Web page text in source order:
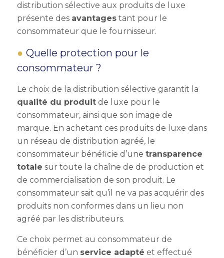
distribution sélective aux produits de luxe
présente des avantagestant pour le
consommateur que le fournisseur.
Quelle protection pour le
consommateur ?
Le choix de la distribution sélective garantit la
qualité du produitde luxe pour le
consommateur, ainsi que son image de
marque. En achetant ces produits de luxe dans
un réseau de distribution agréé, le
consommateur bénéficie d’une transparence
totale sur toute la chaîne de de production et
de commercialisation de son produit. Le
consommateur sait qu’il ne va pas acquérir des
produits non conformes dans un lieu non
agréé par les distributeurs.
Ce choix permet au consommateur de
bénéficier d’un service adapté et effectué